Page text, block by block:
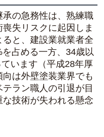
の急務性は、熟練職
失リスクに起因しま
と、建設業就業者全
占める一方、34歳以
います（平成28年厚
は外壁塗装業界でも
ラン職人の引退が目
技術が失われる懸念